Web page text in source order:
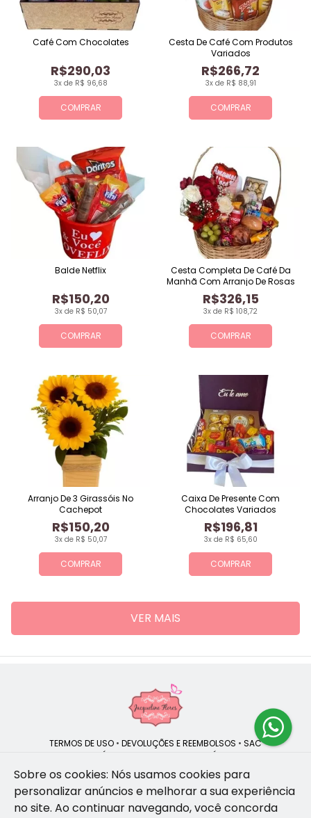
COMPRAR
3x de R$ 96,68
R$290,03
Café Com Chocolates
COMPRAR
3x de R$ 88,91
R$266,72
Cesta De Café Com Produtos
Variados
COMPRAR
3x de R$ 50,07
R$150,20
Balde Netflix
COMPRAR
3x de R$ 108,72
R$326,15
Cesta Completa De Café Da
Manhã Com Arranjo De Rosas
COMPRAR
3x de R$ 50,07
R$150,20
Arranjo De 3 Girassóis No
Cachepot
COMPRAR
3x de R$ 65,60
R$196,81
Caixa De Presente Com
Chocolates Variados
VER MAIS
TERMOS DE USO • DEVOLUÇÕES E REEMBOLSOS • SAC
POLÍTICA DE PRIVACIDADE POLÍTICA DE COOKIES
Jacqueline Flores | CNPJ: 47.335.418/0001-13
Sobre os cookies: Nós usamos cookies para
personalizar anúncios e melhorar a sua experiência
no site. Ao continuar navegando, você concorda